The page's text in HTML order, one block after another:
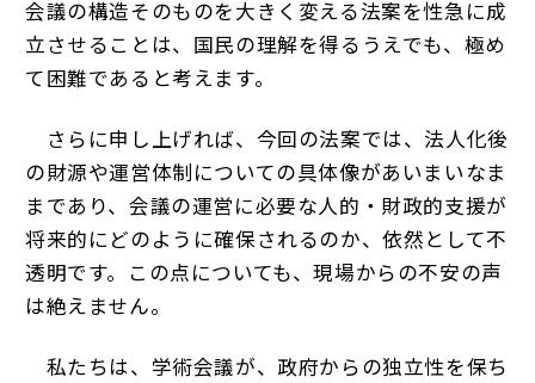
会議の構造そのものを大きく変える法案を性急に成
立させることは、国民の理解を得るうえでも、極め
て困難であると考えます。
さらに申し上げれば、今回の法案では、法人化後
の財源や運営体制についての具体像があいまいなま
まであり、会議の運営に必要な人的・財政的支援が
将来的にどのように確保されるのか、依然として不
透明です。この点についても、現場からの不安の声
は絶えません。
私たちは、学術会議が、政府からの独立性を保ち